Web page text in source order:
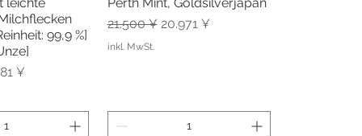
99,9 %]
Preis
¥
Standardpreis
21.500 ¥ Sale-Preis
20.971 ¥
inkl. MwSt.